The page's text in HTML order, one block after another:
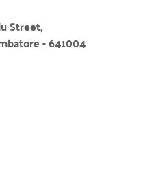
Street,
- 641004